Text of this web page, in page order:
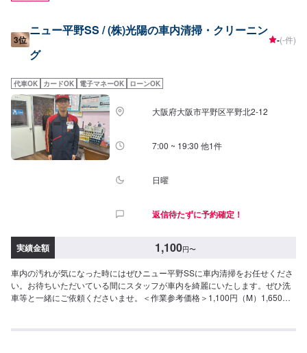
3位
ニュー平野SS / (株)光陽の車内清掃・クリーニン
グ
-(-件)
代車OK カードOK 電子マネーOK ローンOK
大阪府大阪市平野区平野北2-12
7:00 ~ 19:30 他1件
日曜
返信待たずに予約確定！
実績金額 1,100円〜
車内の汚れが気になった時にはぜひニュー平野SSに車内清掃をお任せくださ
い。お待ちいただいている間にスタッフが車内を綺麗にいたします。ぜひ洗
車等と一緒にご依頼くださいませ。＜作業参考価格＞1,100円（M）1,650円